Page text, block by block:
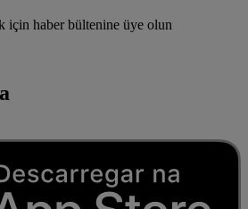
için haber bültenine üye olun